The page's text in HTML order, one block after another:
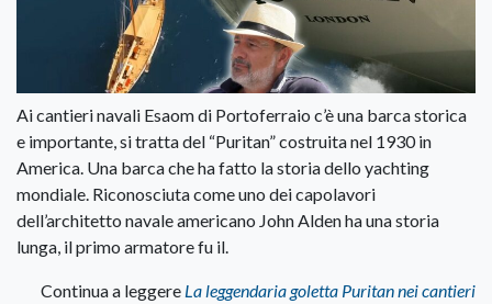
Ai cantieri navali Esaom di Portoferraio c’è una barca storica
e importante, si tratta del “Puritan” costruita nel 1930 in
America. Una barca che ha fatto la storia dello yachting
mondiale. Riconosciuta come uno dei capolavori
dell’architetto navale americano John Alden ha una storia
lunga, il primo armatore fu il.
Continua a leggere La leggendaria goletta Puritan nei cantieri